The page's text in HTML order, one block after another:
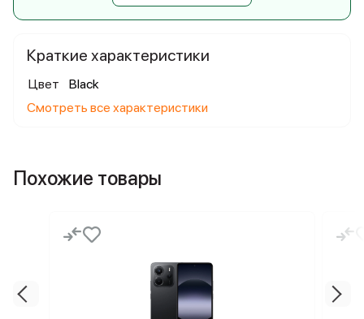
Краткие характеристики
Цвет
Black
Смотреть все характеристики
Похожие товары